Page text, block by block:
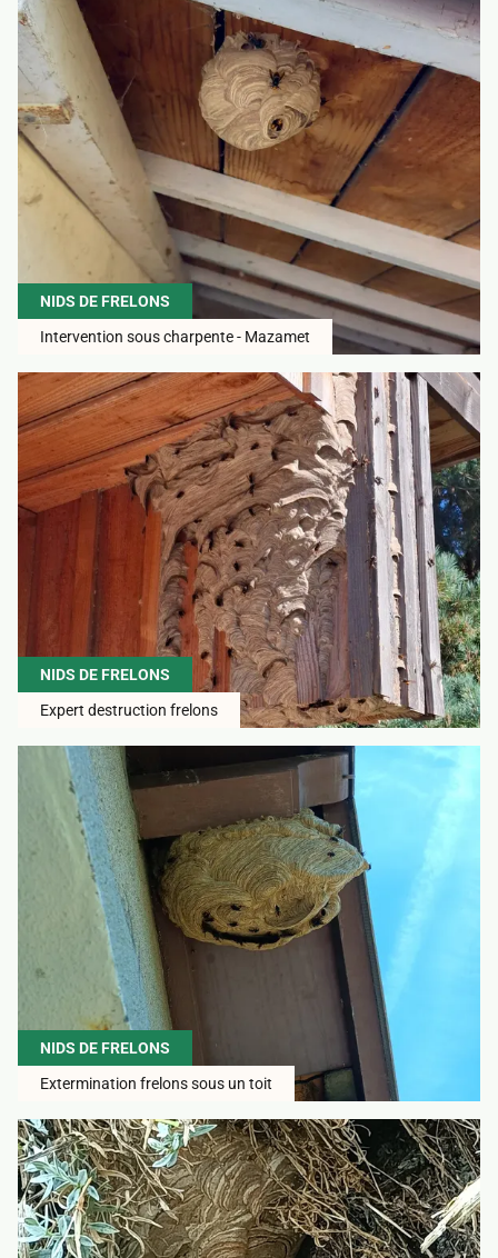
NIDS DE FRELONS
Intervention sous charpente - Mazamet
NIDS DE FRELONS
Expert destruction frelons
NIDS DE FRELONS
Extermination frelons sous un toit